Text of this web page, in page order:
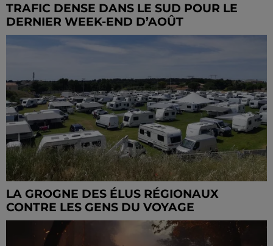
TRAFIC DENSE DANS LE SUD POUR LE
DERNIER WEEK-END D’AOÛT
LA GROGNE DES ÉLUS RÉGIONAUX
CONTRE LES GENS DU VOYAGE